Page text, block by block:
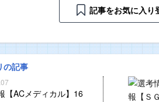
記事をお気に入り
の記事
【ACメディカル】16